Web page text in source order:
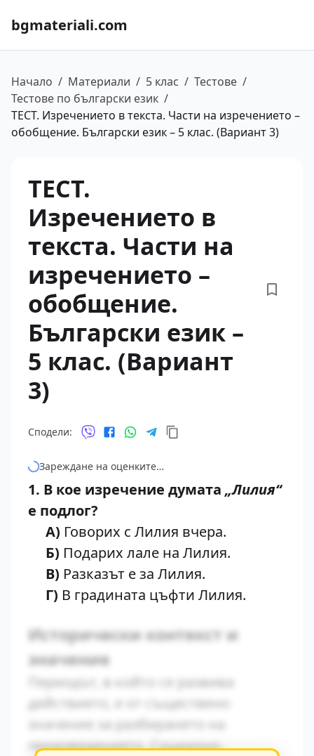
bgmateriali.com
Начало / Материали / 5 клас / Тестове /
Тестове по български език /
ТЕСТ. Изречението в текста. Части на изречението –
обобщение. Български език – 5 клас. (Вариант 3)
ТЕСТ.
Изречението в
текста. Части на
изречението –
обобщение.
Български език –
5 клас. (Вариант
3)
Сподели:
Зареждане на оценките…
1. В кое изречение думата „Лилия“
е подлог?
А) Говорих с Лилия вчера.
Б) Подарих лале на Лилия.
В) Разказът е за Лилия.
Г) В градината цъфти Лилия.
Исторически контекст и
значение
Периодът, в който се развива
действието, е от съществено
значение за разбирането на
произведението. Социално-